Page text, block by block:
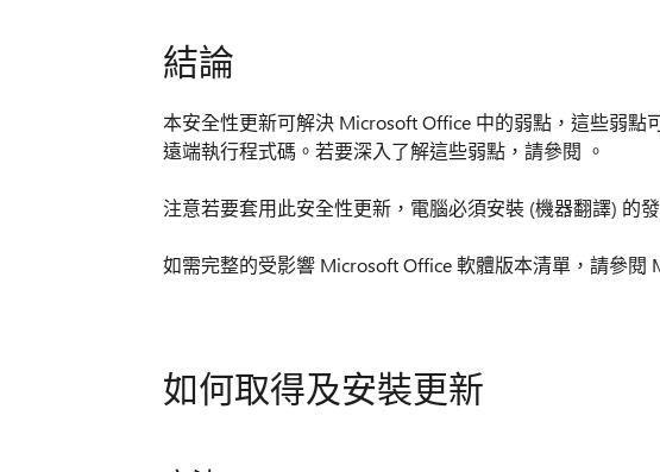
結論
本安全性更新可解決 Microsoft Office 中的弱點，這些弱
遠端執行程式碼。若要深入了解這些弱點，請參閱 。
注意若要套用此安全性更新，電腦必須安裝 (機器翻譯) 的
如需完整的受影響 Microsoft Office 軟體版本清單，請參閱
如何取得及安裝更新